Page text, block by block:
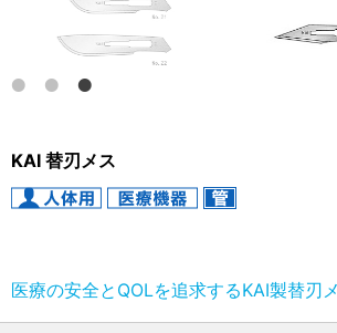
KAI 替刃メス
医療の安全とQOLを追求するKAI製替刃